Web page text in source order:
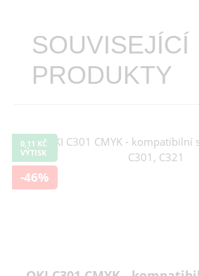
SOUVISEJÍCÍ
PRODUKTY
0,11 KČ
VÝTISK
-46%